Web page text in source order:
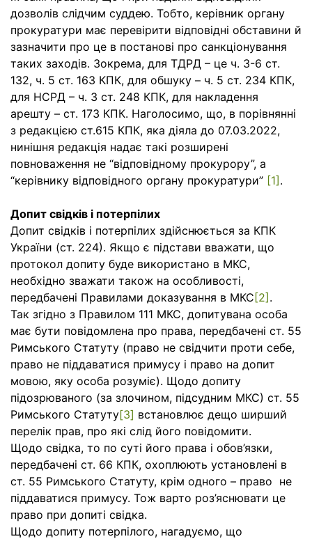
дозволів слідчим суддею. Тобто, керівник органу
прокуратури має перевірити відповідні обставини й
зазначити про це в постанові про санкціонування
таких заходів. Зокрема, для ТДРД – це ч. 3-6 ст.
132, ч. 5 ст. 163 КПК, для обшуку – ч. 5 ст. 234 КПК,
для НСРД – ч. 3 ст. 248 КПК, для накладення
арешту – ст. 173 КПК. Наголосимо, що, в порівнянні
з редакцією ст.615 КПК, яка діяла до 07.03.2022,
нинішня редакція надає такі розширені
повноваження не “відповідному прокурору”, а
“керівнику відповідного органу прокуратури” [1] .
Допит свідків і потерпілих
Допит свідків і потерпілих здійснюється за КПК
України (ст. 224). Якщо є підстави вважати, що
протокол допиту буде використано в МКС,
необхідно зважати також на особливості,
передбачені Правилами доказування в МКС [2] .
Так згідно з Правилом 111 МКС, допитувана особа
має бути повідомлена про права, передбачені ст. 55
Римського Статуту (право не свідчити проти себе,
право не піддаватися примусу і право на допит
мовою, яку особа розуміє). Щодо допиту
підозрюваного (за злочином, підсудним МКС) ст. 55
Римського Статуту[3] встановлює дещо ширший
перелік прав, про які слід його повідомити.
Щодо свідка, то по суті його права і обов’язки,
передбачені ст. 66 КПК, охоплюють установлені в
ст. 55 Римського Статуту, крім одного – право не
піддаватися примусу. Тож варто роз’яснювати це
право при допиті свідка.
Щодо допиту потерпілого, нагадуємо, що